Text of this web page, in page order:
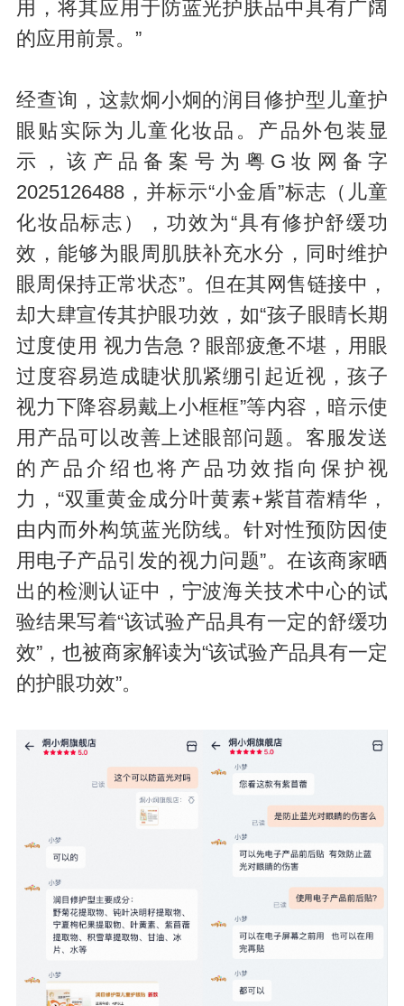
用，将其应用于防蓝光护肤品中具有广阔
的应用前景。”
经查询，这款炯小炯的润目修护型儿童护
眼贴实际为儿童化妆品。产品外包装显
示，该产品备案号为粤G妆网备字
2025126488，并标示“小金盾”标志（儿童
化妆品标志），功效为“具有修护舒缓功
效，能够为眼周肌肤补充水分，同时维护
眼周保持正常状态”。但在其网售链接中，
却大肆宣传其护眼功效，如“孩子眼睛长期
过度使用 视力告急？眼部疲惫不堪，用眼
过度容易造成睫状肌紧绷引起近视，孩子
视力下降容易戴上小框框”等内容，暗示使
用产品可以改善上述眼部问题。客服发送
的产品介绍也将产品功效指向保护视
力，“双重黄金成分叶黄素+紫苜蓿精华，
由内而外构筑蓝光防线。针对性预防因使
用电子产品引发的视力问题”。在该商家晒
出的检测认证中，宁波海关技术中心的试
验结果写着“该试验产品具有一定的舒缓功
效”，也被商家解读为“该试验产品具有一定
的护眼功效”。